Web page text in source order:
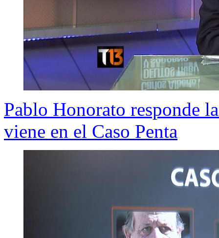
Pablo Honorato responde
viene en el Caso Penta